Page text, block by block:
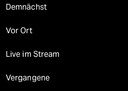
Demnächst
Vor Ort
Live im Stream
Vergangene